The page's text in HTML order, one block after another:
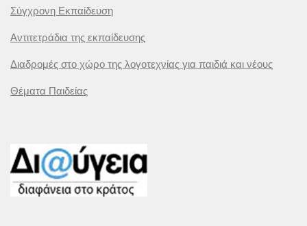
Σύγχρονη Εκπαίδευση
Αντιτετράδια της εκπαίδευσης
Διαδρομές στο χώρο της λογοτεχνίας για παιδιά και νέους
Θέματα Παιδείας